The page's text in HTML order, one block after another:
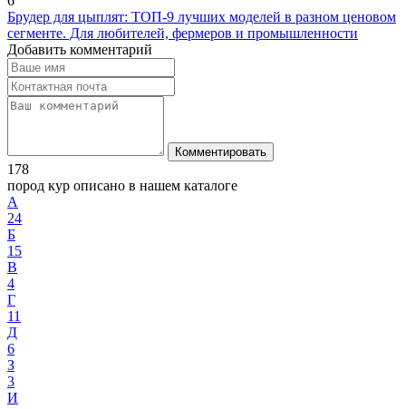
Брудер для цыплят: ТОП-9 лучших моделей в разном ценовом
сегменте. Для любителей, фермеров и промышленности
Добавить комментарий
Комментировать
178
пород кур описано в нашем каталоге
А
24
Б
15
В
4
Г
11
Д
6
З
3
И